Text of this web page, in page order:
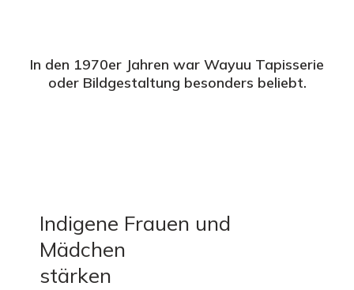
In den 1970er Jahren war Wayuu Tapisserie
oder Bildgestaltung besonders beliebt.
Indigene Frauen und
Mädchen
stärken